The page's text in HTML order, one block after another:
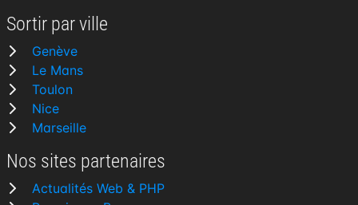
Sortir par ville
Genève
Le Mans
Toulon
Nice
Marseille
Nos sites partenaires
Actualités Web & PHP